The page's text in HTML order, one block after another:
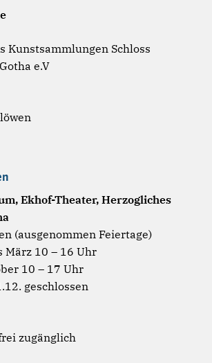
Kunstsammlungen Schloss
e.V
Ekhof-Theater, Herzogliches
(ausgenommen Feiertage)
März 10 – 16 Uhr
10 – 17 Uhr
geschlossen
zugänglich